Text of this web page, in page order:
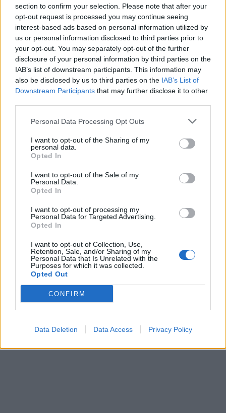
section to confirm your selection. Please note that after your
opt-out request is processed you may continue seeing
interest-based ads based on personal information utilized by
us or personal information disclosed to third parties prior to
your opt-out. You may separately opt-out of the further
disclosure of your personal information by third parties on the
IAB’s list of downstream participants. This information may
also be disclosed by us to third parties on the IAB’s List of
Downstream Participants that may further disclose it to other
Personal Data Processing Opt Outs
I want to opt-out of the Sharing of my
personal data.
Opted In
I want to opt-out of the Sale of my
Personal Data.
Opted In
I want to opt-out of processing my
Personal Data for Targeted Advertising.
Opted In
I want to opt-out of Collection, Use,
Retention, Sale, and/or Sharing of my
Personal Data that Is Unrelated with the
Purposes for which it was collected.
Opted Out
CONFIRM
Data Deletion Data Access Privacy Policy
18η συνεχόμενη χρονιά για τον ΟΤΕ στη διεθνή σειρά δεικτών
FTSE4Good
Alpha Bank: Για πρώτη φορά το Αρχαίο Θέατρο Επιδαύρου άνοιξε τις
πύλες του σε όλους
ΠΕΡΙΣΣΌΤΕΡΑ ΣΕ ΑΥΤΉ ΤΗΝ ΚΑΤΗΓΟΡΊΑ
ΤΕΧΑΝ και ΣΕΟ ενώνουν
τις δυνάμεις τους για το
περιβάλλον
Η LAMDA Development
έγινε μέλος του UN Global
Compact και του UN
Greece